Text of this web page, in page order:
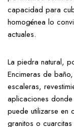
capacidad para
homogénea lo
actuales.
La piedra natural,
Encimeras de
escaleras,
aplicaciones
puede utilizarse en
granitos o